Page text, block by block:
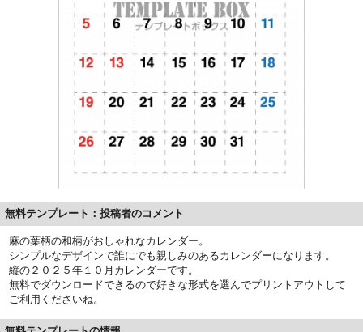
無料テンプレート：投稿者のコメント
麻の葉柄の和柄がおしゃれなカレンダー。
シンプルなデザインで誰にでも親しみのあるカレンダーになります。
縦の２０２５年１０月カレンダーです。
無料でダウンロードできるので好きな形式を選んでプリントアウトして
ご利用くださいね。